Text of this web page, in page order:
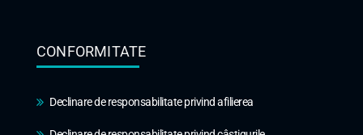
CONFORMITATE
Declinare de responsabilitate privind afilierea